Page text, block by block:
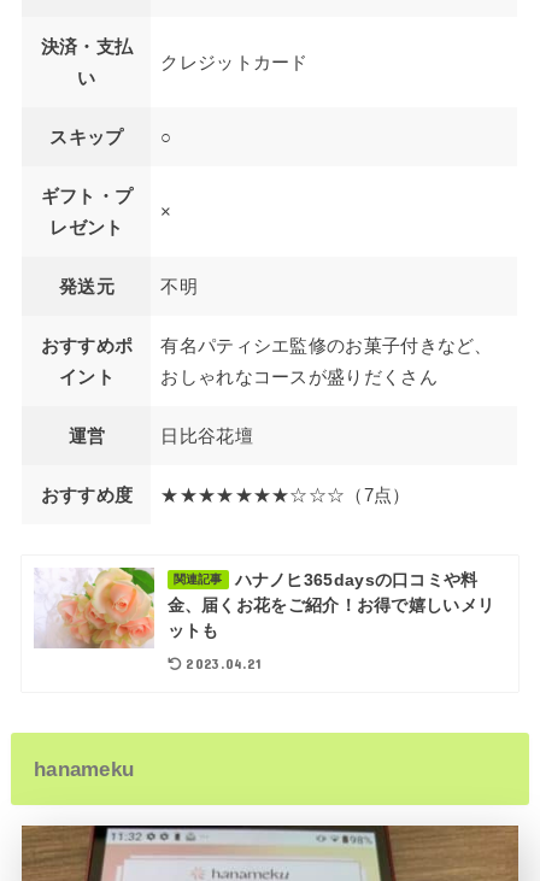
決済・支払
い
クレジットカード
スキップ ○
ギフト・プ
レゼント
×
発送元 不明
おすすめポ
イント
有名パティシエ監修のお菓子付きなど、
おしゃれなコースが盛りだくさん
運営 日比谷花壇
おすすめ度 ★★★★★★★☆☆☆（7点）
関連記事
ハナノヒ365daysの口コミや料
金、届くお花をご紹介！お得で嬉しいメリ
ットも
2023.04.21
hanameku